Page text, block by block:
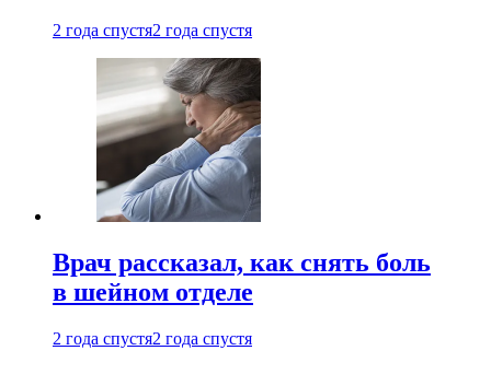
2 года спустя2 года спустя
Врач рассказал, как снять боль
в шейном отделе
2 года спустя2 года спустя